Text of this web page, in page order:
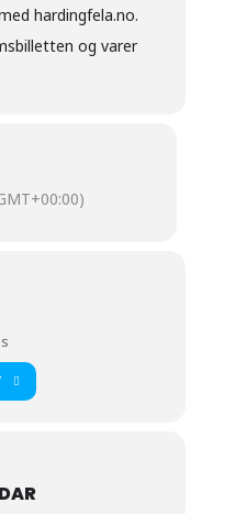
hardingfela.no.
og varer